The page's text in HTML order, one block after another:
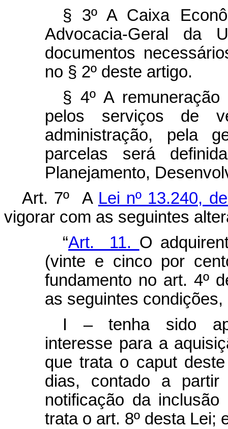
§ 3º A Caixa
Advocacia-Geral da
documentos
no § 2º deste artigo.
§ 4º A
pelos serviços de
administração, pela
parcelas será
Planejamento,
Art. 7º A Lei nº 13.240,
vigorar com as seguintes
“Art. 11. O
(vinte e cinco por
fundamento no art. 4º
as seguintes
I – tenha sido
interesse para a
que trata o caputdeste
dias, contado a
notificação da
trata o art. 8º desta Lei;